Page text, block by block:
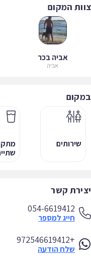
המקום
אביה בכר
אביה
שירותים
מתקן
שתייה
קשר
054-6619412
חייג למספר
+972546619412
שלח הודעה